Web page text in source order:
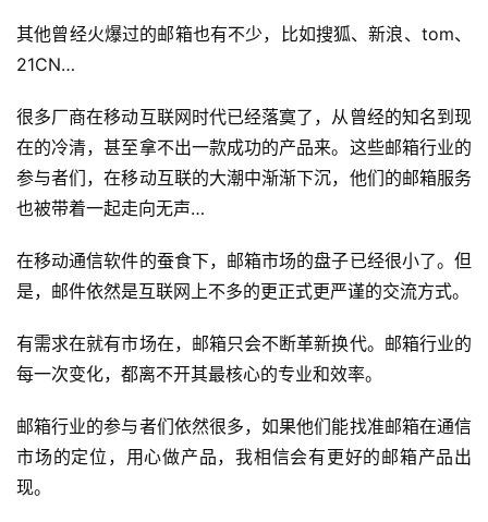
其他曾经火爆过的邮箱也有不少，比如搜狐、新浪、tom、
21CN…
很多厂商在移动互联网时代已经落寞了，从曾经的知名到现
在的冷清，甚至拿不出一款成功的产品来。这些邮箱行业的
参与者们，在移动互联的大潮中渐渐下沉，他们的邮箱服务
也被带着一起走向无声…
在移动通信软件的蚕食下，邮箱市场的盘子已经很小了。但
是，邮件依然是互联网上不多的更正式更严谨的交流方式。
有需求在就有市场在，邮箱只会不断革新换代。邮箱行业的
每一次变化，都离不开其最核心的专业和效率。
邮箱行业的参与者们依然很多，如果他们能找准邮箱在通信
市场的定位，用心做产品，我相信会有更好的邮箱产品出
现。